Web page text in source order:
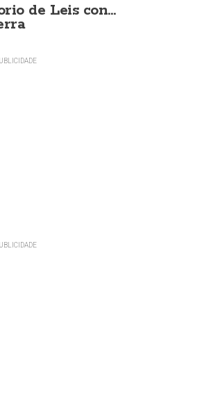
de Leis con...